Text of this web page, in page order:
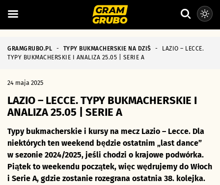
GRAMGRUBO.PL - TYPY BUKMACHERSKIE NA DZIŚ -
LAZIO – LECCE.
TYPY BUKMACHERSKIE I ANALIZA 25.05 | SERIE A
24 maja 2025
LAZIO – LECCE. TYPY BUKMACHERSKIE I
ANALIZA 25.05 | SERIE A
Typy bukmacherskie i kursy na mecz Lazio – Lecce. Dla
niektórych ten weekend będzie ostatnim „last dance”
w sezonie 2024/2025, jeśli chodzi o krajowe podwórka.
Piątek to weekendu początek, więc wędrujemy do Włoch
i Serie A, gdzie zostanie rozegrana ostatnia 38. kolejka.